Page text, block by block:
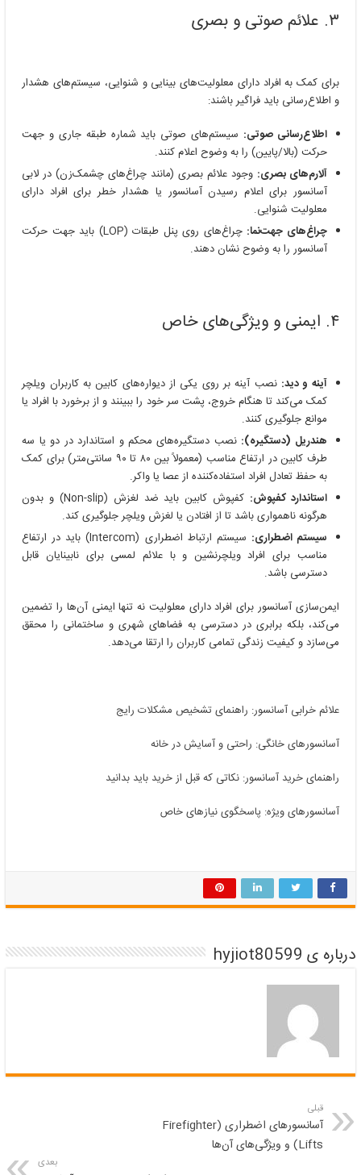
۳. علائم صوتی و بصری
برای کمک به افراد دارای معلولیت‌های بینایی و شنوایی، سیستم‌های هشدار
و اطلاع‌رسانی باید فراگیر باشند:
اطلاع‌رسانی صوتی: سیستم‌های صوتی باید شماره طبقه جاری و جهت
حرکت (بالا/پایین) را به وضوح اعلام کنند.
آلارم‌های بصری: وجود علائم بصری (مانند چراغ‌های چشمک‌زن) در لابی
آسانسور برای اعلام رسیدن آسانسور یا هشدار خطر برای افراد دارای
معلولیت شنوایی.
چراغ‌های جهت‌نما:
چراغ‌های روی پنل طبقات (LOP) باید جهت حرکت
آسانسور را به وضوح نشان دهند.
۴. ایمنی و ویژگی‌های خاص
آینه و دید: نصب آینه بر روی یکی از دیواره‌های کابین به کاربران ویلچر
کمک می‌کند تا هنگام خروج، پشت سر خود را ببینند و از برخورد با افراد یا
موانع جلوگیری کنند.
هندریل (دستگیره): نصب دستگیره‌های محکم و استاندارد در دو یا سه
طرف کابین در ارتفاع مناسب (معمولاً بین ۸۰ تا ۹۰ سانتی‌متر) برای کمک
به حفظ تعادل افراد استفاده‌کننده از عصا یا واکر.
استاندارد کفپوش:
کفپوش کابین باید ضد لغزش (Non-slip) و بدون
هرگونه ناهمواری باشد تا از افتادن یا لغزش ویلچر جلوگیری کند.
سیستم اضطراری:
سیستم ارتباط اضطراری (Intercom) باید در ارتفاع
مناسب برای افراد ویلچرنشین و با علائم لمسی برای نابینایان قابل
دسترسی باشد.
ایمن‌سازی آسانسور برای افراد دارای معلولیت نه تنها ایمنی آن‌ها را تضمین
می‌کند، بلکه برابری در دسترسی به فضاهای شهری و ساختمانی را محقق
می‌سازد و کیفیت زندگی تمامی کاربران را ارتقا می‌دهد.
علائم خرابی آسانسور: راهنمای تشخیص مشکلات رایج
آسانسورهای خانگی: راحتی و آسایش در خانه
راهنمای خرید آسانسور: نکاتی که قبل از خرید باید بدانید
آسانسورهای ویژه: پاسخگوی نیازهای خاص
درباره ی hyjiot80599
قبلی
آسانسورهای اضطراری (Firefighter
Lifts) و ویژگی‌های آن‌ها
بعدی